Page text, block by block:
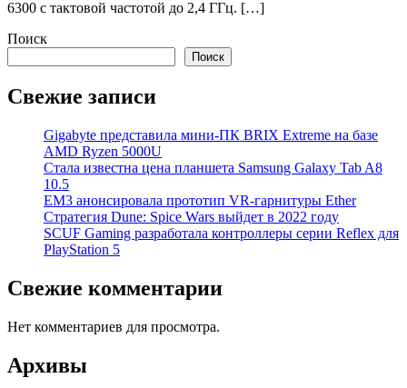
6300 с тактовой частотой до 2,4 ГГц. […]
Поиск
Поиск
Свежие записи
Gigabyte представила мини-ПК BRIX Extreme на базе
AMD Ryzen 5000U
Стала известна цена планшета Samsung Galaxy Tab A8
10.5
EM3 анонсировала прототип VR-гарнитуры Ether
Стратегия Dune: Spice Wars выйдет в 2022 году
SCUF Gaming разработала контроллеры серии Reflex для
PlayStation 5
Свежие комментарии
Нет комментариев для просмотра.
Архивы